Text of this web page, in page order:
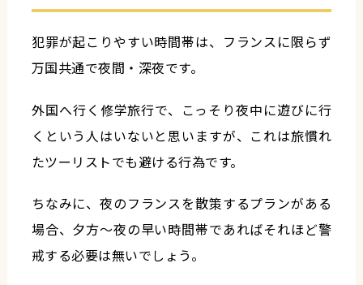
犯罪が起こりやすい時間帯は、フランスに限らず
万国共通で夜間・深夜です。
外国へ行く修学旅行で、こっそり夜中に遊びに行
くという人はいないと思いますが、これは旅慣れ
たツーリストでも避ける行為です。
ちなみに、夜のフランスを散策するプランがある
場合、夕方〜夜の早い時間帯であればそれほど警
戒する必要は無いでしょう。